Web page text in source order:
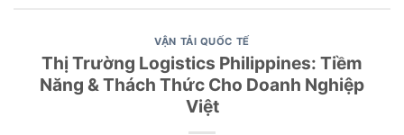
VẬN TẢI QUỐC TẾ
Thị Trường Logistics Philippines: Tiềm
Năng & Thách Thức Cho Doanh Nghiệp
Việt